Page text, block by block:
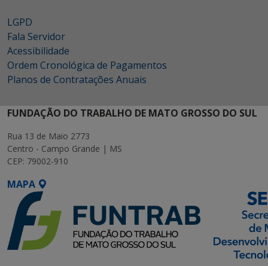
LGPD
Fala Servidor
Acessibilidade
Ordem Cronológica de Pagamentos
Planos de Contratações Anuais
FUNDAÇÃO DO TRABALHO DE MATO GROSSO DO SUL
Rua 13 de Maio 2773
Centro - Campo Grande | MS
CEP: 79002-910
MAPA